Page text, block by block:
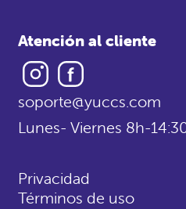
Atención al cliente
Instagram
soporte@yuccs.com
Lunes- Viernes 8h-
Privacidad
Términos de uso